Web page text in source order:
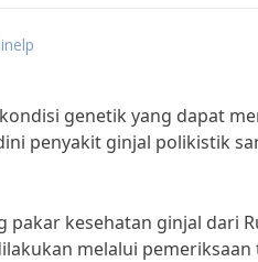
genetik yang dapat
penyakit ginjal polikistik
pakar kesehatan ginjal dari
melalui